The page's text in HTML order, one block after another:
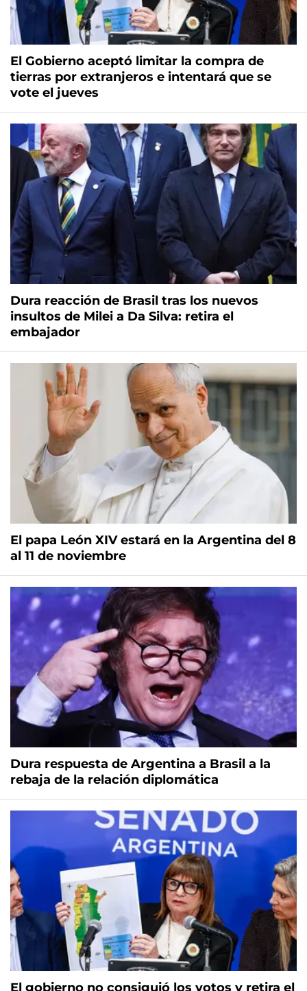
El Gobierno aceptó limitar la compra de
tierras por extranjeros e intentará que se
vote el jueves
Dura reacción de Brasil tras los nuevos
insultos de Milei a Da Silva: retira el
embajador
El papa León XIV estará en la Argentina del 8
al 11 de noviembre
Dura respuesta de Argentina a Brasil a la
rebaja de la relación diplomática
El gobierno no consiguió los votos y retira el